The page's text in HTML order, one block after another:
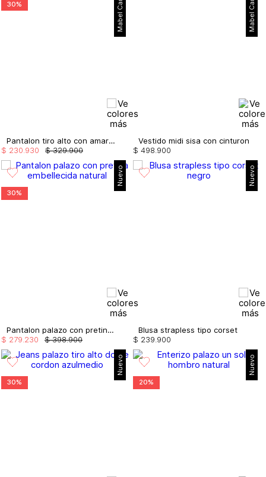
30%
Pantalon tiro alto con amarre en bota
$ 329.900
$ 230 930
Vestido midi sisa con cinturon
$ 498 900
Nuevo
30%
Pantalon palazo con pretina embellecida
$ 398.900
$ 279 230
Nuevo
Blusa strapless tipo corset
$ 239 900
Nuevo
30%
Nuevo
20%